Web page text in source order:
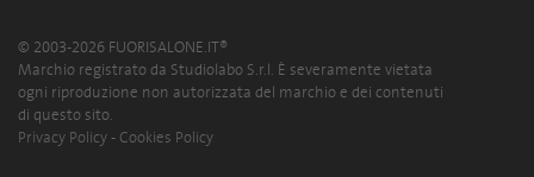
© 2003-2026 FUORISALONE.IT®
Marchio registrato da Studiolabo S.r.l. È severamente vietata
ogni riproduzione non autorizzata del marchio e dei contenuti
di questo sito.
Privacy Policy - Cookies Policy